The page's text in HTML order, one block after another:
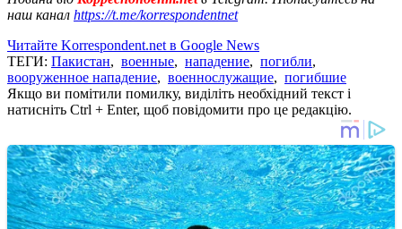
наш канал https://t.me/korrespondentnet
Читайте Korrespondent.net в Google News
ТЕГИ: Пакистан, военные, нападение, погибли,
вооруженное нападение, военнослужащие, погибшие
Якщо ви помітили помилку, виділіть необхідний текст і
натисніть Ctrl + Enter, щоб повідомити про це редакцію.